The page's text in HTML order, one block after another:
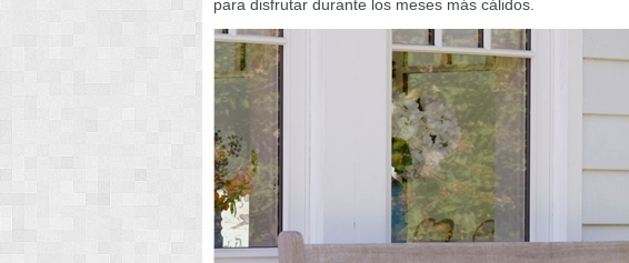
para disfrutar durante los meses más cálidos.